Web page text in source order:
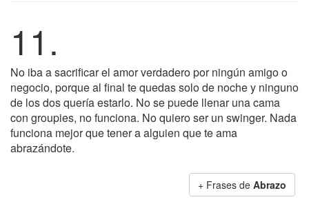
11.
No iba a sacrificar el amor verdadero por ningún amigo o
negocio, porque al final te quedas solo de noche y ninguno
de los dos quería estarlo. No se puede llenar una cama
con groupies, no funciona. No quiero ser un swinger. Nada
funciona mejor que tener a alguien que te ama
abrazándote.
+ Frases de Abrazo